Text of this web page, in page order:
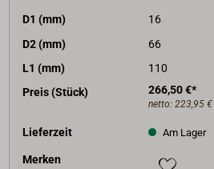
D1 (mm)
16
D2 (mm)
66
L1 (mm)
110
Preis (Stück)
266,50 €*
netto: 223,95 €
Lieferzeit Am Lager
Merken